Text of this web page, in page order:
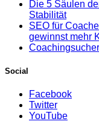
Die 5 Säulen
Stabilität
SEO für
gewinnst mehr
Social
Facebook
Twitter
YouTube